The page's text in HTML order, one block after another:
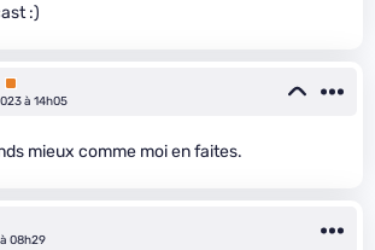
:)
Premium
à 14h05
mieux comme moi en faites.
08h29